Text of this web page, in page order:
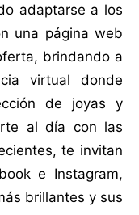
adaptarse a los
una página web
brindando a
virtual donde
de joyas y
al día con las
te invitan
e Instagram,
brillantes y sus